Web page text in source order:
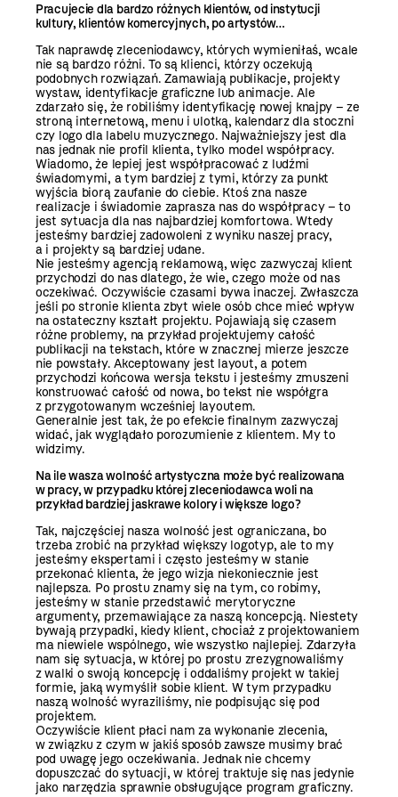
Pracujecie dla bardzo różnych klientów, od instytucji
kultury, klientów komercyjnych, po artystów…
Tak naprawdę zleceniodawcy, których wymieniłaś, wcale
nie są bardzo różni. To są klienci, którzy oczekują
podobnych rozwiązań. Zamawiają publikacje, projekty
wystaw, identyfikacje graficzne lub animacje. Ale
zdarzało się, że robiliśmy identyfikację nowej knajpy – ze
stroną internetową, menu i ulotką, kalendarz dla stoczni
czy logo dla labelu muzycznego. Najważniejszy jest dla
nas jednak nie profil klienta, tylko model współpracy.
Wiadomo, że lepiej jest współpracować z ludźmi
świadomymi, a tym bardziej z tymi, którzy za punkt
wyjścia biorą zaufanie do ciebie. Ktoś zna nasze
realizacje i świadomie zaprasza nas do współpracy – to
jest sytuacja dla nas najbardziej komfortowa. Wtedy
jesteśmy bardziej zadowoleni z wyniku naszej pracy,
a i projekty są bardziej udane.
Nie jesteśmy agencją reklamową, więc zazwyczaj klient
przychodzi do nas dlatego, że wie, czego może od nas
oczekiwać. Oczywiście czasami bywa inaczej. Zwłaszcza
jeśli po stronie klienta zbyt wiele osób chce mieć wpływ
na ostateczny kształt projektu. Pojawiają się czasem
różne problemy, na przykład projektujemy całość
publikacji na tekstach, które w znacznej mierze jeszcze
nie powstały. Akceptowany jest layout, a potem
przychodzi końcowa wersja teks­tu i jesteśmy zmuszeni
konstruować całość od nowa, bo tekst nie współgra
z przygotowanym wcześniej layoutem.
Generalnie jest tak, że po efekcie finalnym zazwyczaj
widać, jak wyglądało porozumienie z klientem. My to
widzimy.
Na ile wasza wolność artystyczna może być realizowana
w pracy, w przypadku której zleceniodawca woli na
przykład bardziej jaskrawe kolory i większe logo?
Tak, najczęściej nasza wolność jest ograniczana, bo
trzeba zrobić na przykład większy logotyp, ale to my
jesteśmy ekspertami i często jesteśmy w stanie
przekonać klienta, że jego wizja niekoniecznie jest
najlepsza. Po prostu znamy się na tym, co robimy,
jesteśmy w stanie przedstawić merytoryczne
argumenty, przemawiające za naszą koncepcją. Niestety
bywają przypadki, kiedy klient, chociaż z projektowaniem
ma niewiele wspólnego, wie wszystko najlepiej. Zdarzyła
nam się sytuacja, w której po prostu zrezygnowaliśmy
z walki o swoją koncepcję i oddaliśmy projekt w takiej
formie, jaką wymyślił sobie klient. W tym przypadku
naszą wolność wyraziliśmy, nie podpisując się pod
projektem.
Oczywiście klient płaci nam za wykonanie zlecenia,
w związku z czym w jakiś sposób zawsze musimy brać
pod uwagę jego oczekiwania. Jednak nie chcemy
dopuszczać do sytuacji, w której traktuje się nas jedynie
jako narzędzia sprawnie obsługujące program graficzny.